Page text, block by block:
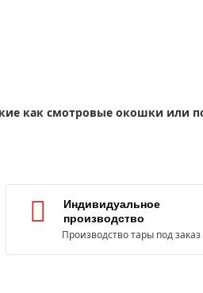
как смотровые окошки или
Индивидуальное
производство
Производство тары под заказ